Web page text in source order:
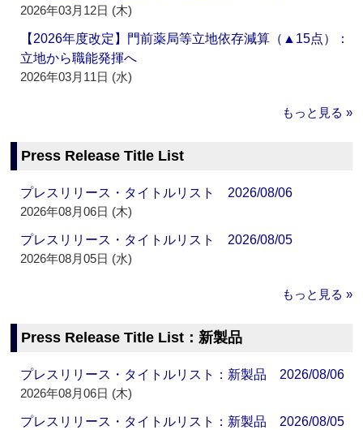
2026年03月12日 (木)
【2026年度改定】門前薬局等立地依存減算（▲15点）：
立地から職能発揮へ
2026年03月11日 (水)
もっと見る »
Press Release Title List
プレスリリース・タイトルリスト 2026/08/06
2026年08月06日 (木)
プレスリリース・タイトルリスト 2026/08/05
2026年08月05日 (水)
もっと見る »
Press Release Title List：新製品
プレスリリース・タイトルリスト：新製品 2026/08/06
2026年08月06日 (木)
プレスリリース・タイトルリスト：新製品 2026/08/05